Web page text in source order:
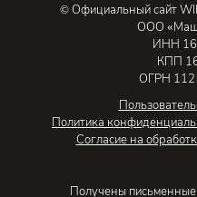
© Официальный сайт
ООО
ИНН
КПП
ОГРН
Политика
Согласие на
Получены письменные